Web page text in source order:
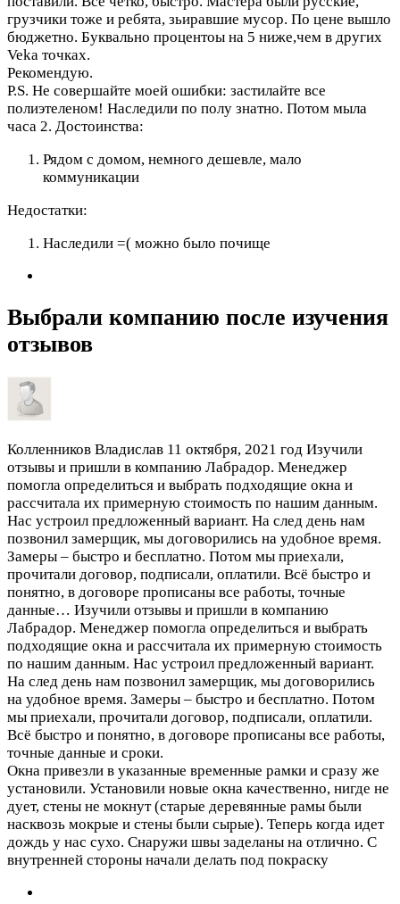
грузчики тоже и ребята, зьиравшие мусор. По цене вышло
бюджетно. Буквально процентоы на 5 ниже,чем в других
Veka точках.
Рекомендую.
P.S. Не совершайте моей ошибки: застилайте все
полиэтеленом! Наследили по полу знатно. Потом мыла
часа 2. Достоинства:
Рядом с домом, немного дешевле, мало
коммуникации
Недостатки:
Наследили =( можно было почище
Выбрали компанию после изучения
отзывов
Колленников Владислав 11 октября, 2021 год Изучили
отзывы и пришли в компанию Лабрадор. Менеджер
помогла определиться и выбрать подходящие окна и
рассчитала их примерную стоимость по нашим данным.
Нас устроил предложенный вариант. На след день нам
позвонил замерщик, мы договорились на удобное время.
Замеры – быстро и бесплатно. Потом мы приехали,
прочитали договор, подписали, оплатили. Всё быстро и
понятно, в договоре прописаны все работы, точные
данные… Изучили отзывы и пришли в компанию
Лабрадор. Менеджер помогла определиться и выбрать
подходящие окна и рассчитала их примерную стоимость
по нашим данным. Нас устроил предложенный вариант.
На след день нам позвонил замерщик, мы договорились
на удобное время. Замеры – быстро и бесплатно. Потом
мы приехали, прочитали договор, подписали, оплатили.
Всё быстро и понятно, в договоре прописаны все работы,
точные данные и сроки.
Окна привезли в указанные временные рамки и сразу же
установили. Установили новые окна качественно, нигде не
дует, стены не мокнут (старые деревянные рамы были
насквозь мокрые и стены были сырые). Теперь когда идет
дождь у нас сухо. Снаружи швы заделаны на отлично. С
внутренней стороны начали делать под покраску